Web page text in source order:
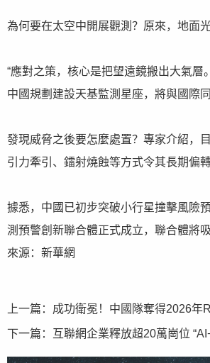
為何要在太空中開展觀測？原來，地面
“應對之策，核心是把望遠鏡搬出大氣
中國規劃建設天基監測星座，將與國際
發現威脅之後要怎麼處置？專家介紹，
引力牽引、鐳射燒蝕等方式令其長期偏轉
據悉，中國已初步突破小行星撞擊風險
測預警創新聯合體正式成立，聯合體將
來源：新華網
上一篇： 成功衛冕！中國隊奪得2026年
下一篇： 互聯網企業釋放超20萬崗位